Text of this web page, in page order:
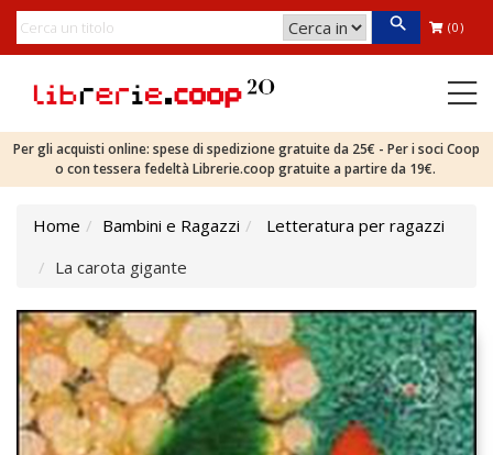
(0)
Per gli acquisti online: spese di spedizione gratuite da 25€ - Per i soci Coop
o con tessera fedeltà Librerie.coop gratuite a partire da 19€.
Home Bambini e Ragazzi
Letteratura per ragazzi
La carota gigante